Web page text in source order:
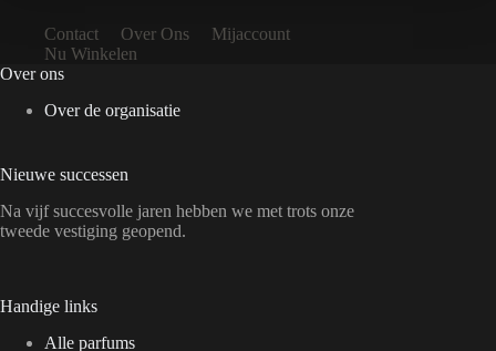
Contact Over Ons
Mijaccount
Nu Winkelen
Over ons
Over de organisatie
Nieuwe successen
Na vijf succesvolle jaren hebben we met trots onze
tweede vestiging geopend.
Handige links
Alle parfums